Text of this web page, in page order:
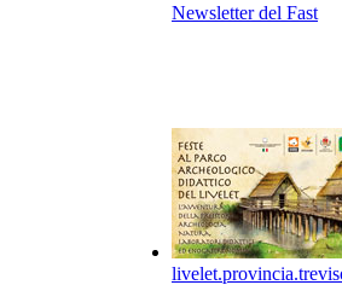
Newsletter del Fast